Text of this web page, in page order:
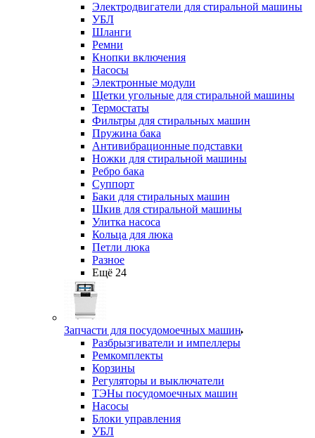
Электродвигатели для стиральной машины
УБЛ
Шланги
Ремни
Кнопки включения
Насосы
Электронные модули
Щетки угольные для стиральной машины
Термостаты
Фильтры для стиральных машин
Пружина бака
Антивибрационные подставки
Ножки для стиральной машины
Ребро бака
Суппорт
Баки для стиральных машин
Шкив для стиральной машины
Улитка насоса
Кольца для люка
Петли люка
Разное
Ещё 24
Запчасти для посудомоечных машин
Разбрызгиватели и импеллеры
Ремкомплекты
Корзины
Регуляторы и выключатели
ТЭНы посудомоечных машин
Насосы
Блоки управления
УБЛ